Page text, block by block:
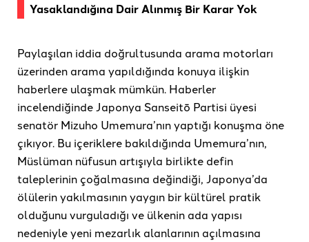
Yasaklandığına Dair Alınmış Bir Karar Yok
Paylaşılan iddia doğrultusunda arama motorları
üzerinden arama yapıldığında konuya ilişkin
haberlere ulaşmak mümkün. Haberler
incelendiğinde Japonya Sanseitō Partisi üyesi
senatör Mizuho Umemura’nın yaptığı konuşma öne
çıkıyor. Bu içeriklere bakıldığında Umemura’nın,
Müslüman nüfusun artışıyla birlikte defin
taleplerinin çoğalmasına değindiği, Japonya’da
ölülerin yakılmasının yaygın bir kültürel pratik
olduğunu vurguladığı ve ülkenin ada yapısı
nedeniyle yeni mezarlık alanlarının açılmasına